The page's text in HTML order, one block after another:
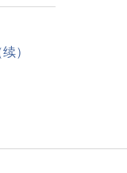
）